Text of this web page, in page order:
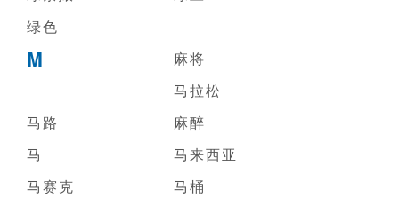
绿色
M
麻将
马拉松
马路
麻醉
马
马来西亚
马赛克
马桶